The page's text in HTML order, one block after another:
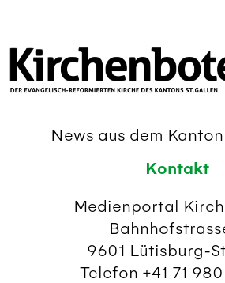
News aus dem
Kontakt
Medienportal
9601 Lütisburg-
Telefon +41 71